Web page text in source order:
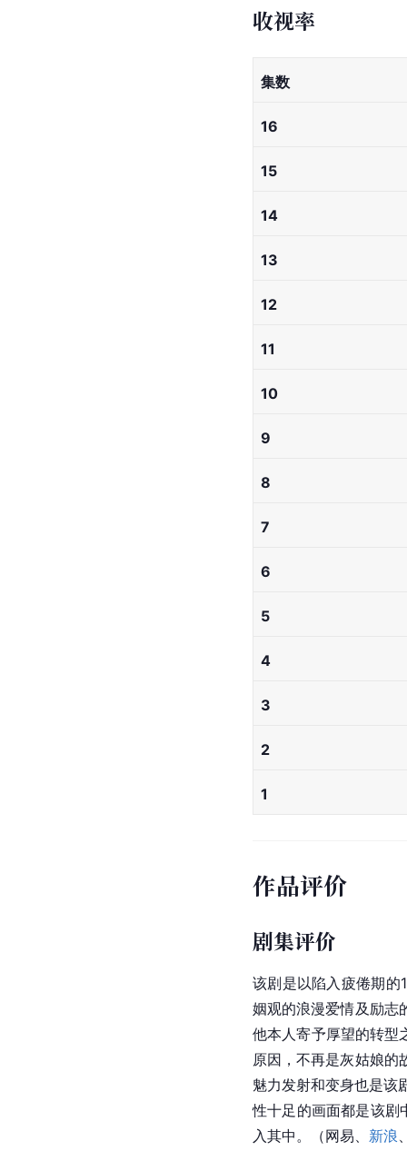
收视率
集数
16
15
14
13
12
11
10
9
8
7
6
5
4
3
2
1
作品评价
剧集评价
该剧是以陷入疲倦期的
姻观的浪漫爱情及励志
他本人寄予厚望的转型
原因，不再是灰姑娘的
魅力发射和变身也是该
性十足的画面都是该剧
入其中。（网易、 新浪